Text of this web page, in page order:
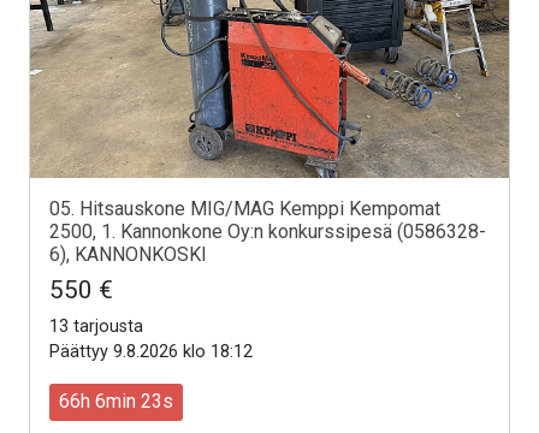
05. Hitsauskone MIG/MAG Kemppi Kempomat
2500, 1. Kannonkone Oy:n konkurssipesä (0586328-
6), KANNONKOSKI
550 €
13 tarjousta
Päättyy 9.8.2026 klo 18:12
66h 6min 21s